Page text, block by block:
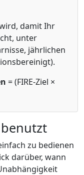
damit Ihr
unter
jährlichen
= (FIRE-Ziel ×
zu bedienen
darüber, wann